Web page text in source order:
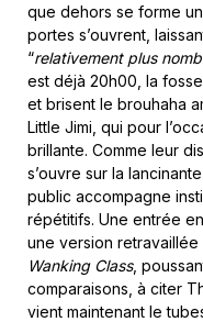
que dehors se forme
portes s’ouvrent,
“relativement plus
est déjà 20h00, la
et brisent le brouhaha
Little Jimi, qui pour
brillante. Comme leur
s’ouvre sur la lancinante
public accompagne
répétitifs. Une entrée
une version
Wanking Class,
comparaisons, à citer
vient maintenant le